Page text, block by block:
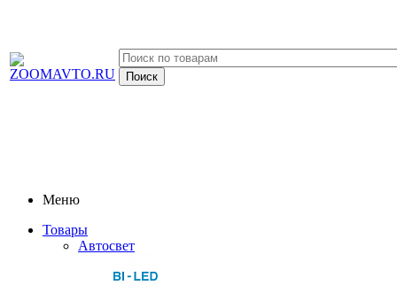
Меню
Товары
Автосвет